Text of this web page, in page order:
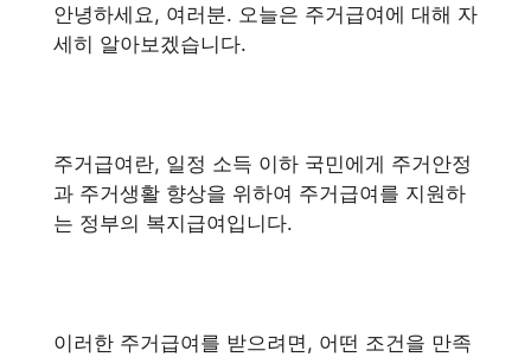
안녕하세요, 여러분. 오늘은 주거급여에 대해 자
세히 알아보겠습니다.
주거급여란, 일정 소득 이하 국민에게 주거안정
과 주거생활 향상을 위하여 주거급여를 지원하
는 정부의 복지급여입니다.
이러한 주거급여를 받으려면, 어떤 조건을 만족